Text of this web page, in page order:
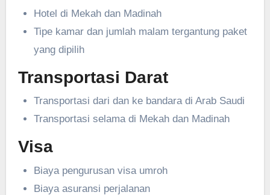
Hotel di Mekah dan Madinah
Tipe kamar dan jumlah malam tergantung paket
yang dipilih
Transportasi Darat
Transportasi dari dan ke bandara di Arab Saudi
Transportasi selama di Mekah dan Madinah
Visa
Biaya pengurusan visa umroh
Biaya asuransi perjalanan